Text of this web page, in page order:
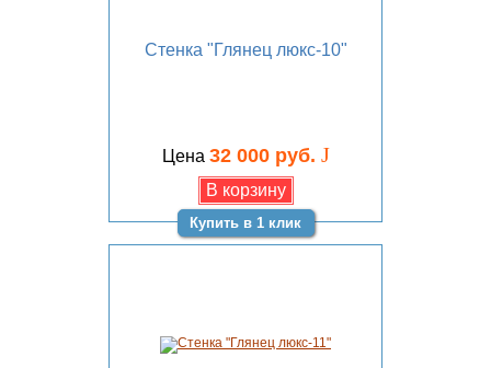
Стенка "Глянец люкс-10"
Цена 32 000 руб. J
Купить в 1 клик